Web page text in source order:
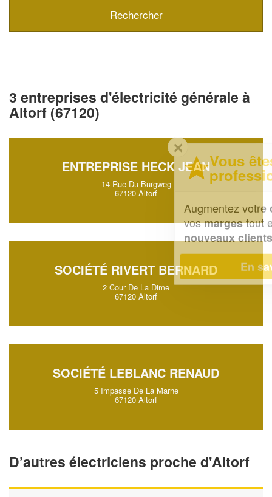
3 entreprises d'électricité générale à
Altorf (67120)
ENTREPRISE HECK JEAN
14 Rue Du Burgweg
67120 Altorf
SOCIÉTÉ RIVERT BERNARD
2 Cour De La Dime
67120 Altorf
SOCIÉTÉ LEBLANC RENAUD
5 Impasse De La Marne
67120 Altorf
D’autres électriciens proche d'Altorf
Vous êtes un
professionnel ?
chiffre d'affaireset
vosmargestout en gagnant de
nouveaux clients
En savoir plus